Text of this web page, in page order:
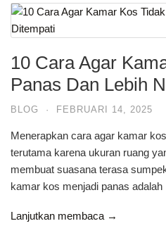
10 Cara Agar
Panas Dan Lebih
BLOG · FEBRUARI 14, 2025
Menerapkan cara agar kamar
terutama karena ukuran ruang
membuat suasana terasa
kamar kos menjadi panas
Lanjutkan membaca →